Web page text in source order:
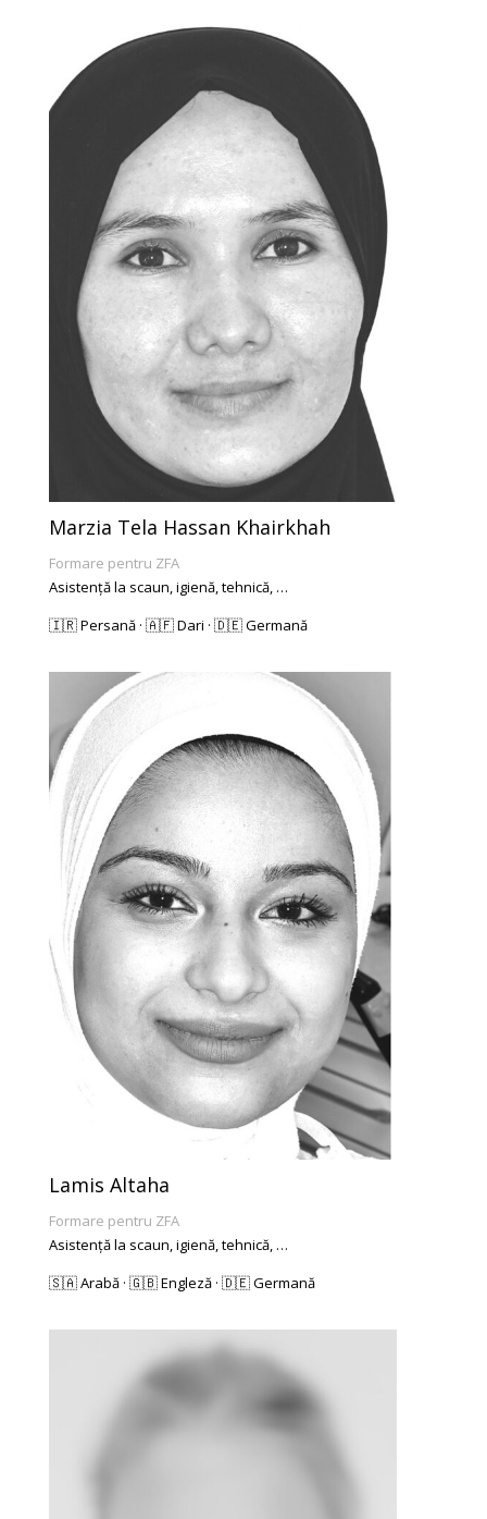
Marzia Tela Hassan Khairkhah
Formare pentru ZFA
Asistență la scaun, igienă, tehnică, …
🇮🇷 Persană · 🇦🇫 Dari · 🇩🇪 Germană
Lamis Altaha
Formare pentru ZFA
Asistență la scaun, igienă, tehnică, …
🇸🇦 Arabă · 🇬🇧 Engleză · 🇩🇪 Germană